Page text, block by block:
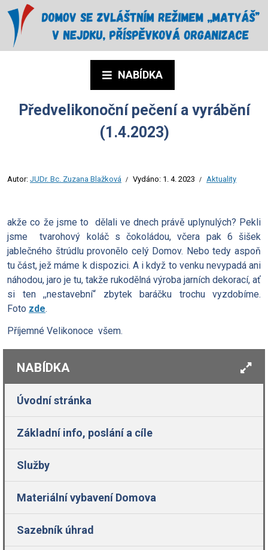
NABÍDKA
Předvelikonoční pečení a vyrábění
(1.4.2023)
Autor: JUDr. Bc. Zuzana Blažková Vydáno: 1. 4. 2023 Aktuality
akže co že jsme to dělali ve dnech právě uplynulých? Pekli
jsme tvarohový koláč s čokoládou, včera pak 6 šišek
jablečného štrúdlu provonělo celý Domov. Nebo tedy aspoň
tu část, jež máme k dispozici. A i když to venku nevypadá ani
náhodou, jaro je tu, takže rukodělná výroba jarních dekorací, ať
si ten ,,nestavební“ zbytek baráčku trochu vyzdobíme.
Foto zde.
Příjemné Velikonoce všem.
NABÍDKA
Úvodní stránka
Základní info, poslání a cíle
Služby
Materiální vybavení Domova
Sazebník úhrad